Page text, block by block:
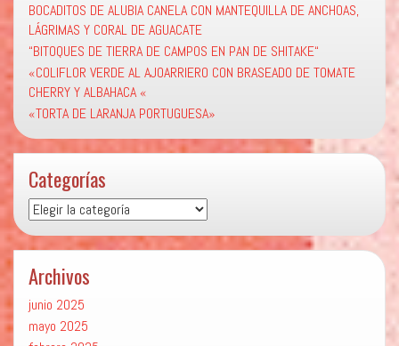
BOCADITOS DE ALUBIA CANELA CON MANTEQUILLA DE ANCHOAS,
LÁGRIMAS Y CORAL DE AGUACATE
“BITOQUES DE TIERRA DE CAMPOS EN PAN DE SHITAKE“
«COLIFLOR VERDE AL AJOARRIERO CON BRASEADO DE TOMATE
CHERRY Y ALBAHACA «
«TORTA DE LARANJA PORTUGUESA»
Categorías
Categorías
Archivos
junio 2025
mayo 2025